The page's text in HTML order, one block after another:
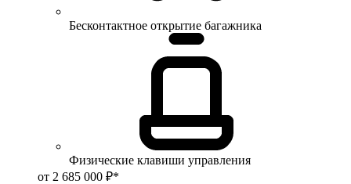
Бесконтактное открытие багажника
Физические клавиши управления
от 2 685 000 ₽*